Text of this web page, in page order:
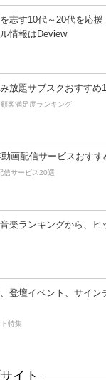
志す10代～20代を応援
情報はDeview
放題サブスクおすすめ
客満足度ランキング
画配信サービスおすす
信サービス20選
楽ランキングから、ヒ
登壇イベント、サイン
特集
イト